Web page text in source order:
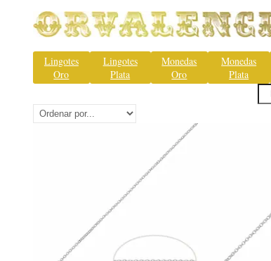
Lingotes
Oro
Lingotes
Plata
Monedas
Oro
Monedas
Plata